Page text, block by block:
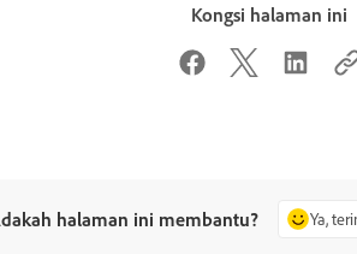
Kongsi halaman ini
halaman ini membantu? Ya,